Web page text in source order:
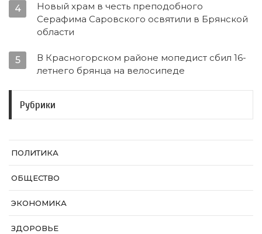
4
Новый храм в честь преподобного
Серафима Саровского освятили в Брянской
области
5
В Красногорском районе мопедист сбил 16-
летнего брянца на велосипеде
Рубрики
ПОЛИТИКА
ОБЩЕСТВО
ЭКОНОМИКА
ЗДОРОВЬЕ